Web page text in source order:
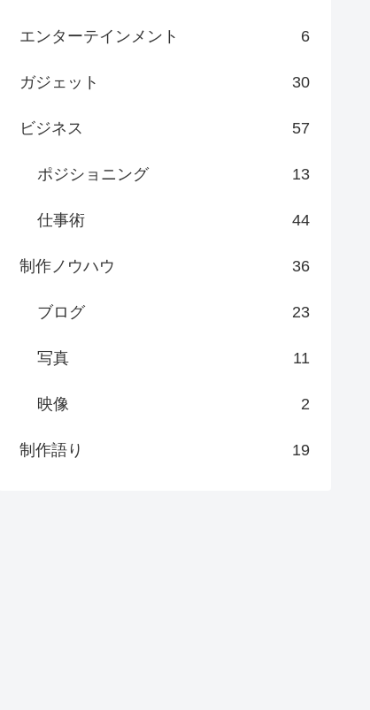
エンターテインメント 6
ガジェット 30
ビジネス 57
ポジショニング 13
仕事術 44
制作ノウハウ 36
ブログ 23
写真 11
映像 2
制作語り 19